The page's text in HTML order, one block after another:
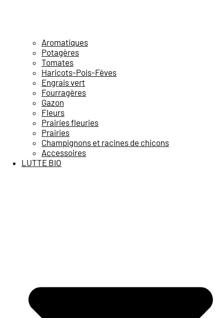
Aromatiques
Potagères
Tomates
Haricots-Pois-Fèves
Engrais vert
Fourragères
Gazon
Fleurs
Prairies fleuries
Prairies
Champignons et racines de chicons
Accessoires
LUTTE BIO